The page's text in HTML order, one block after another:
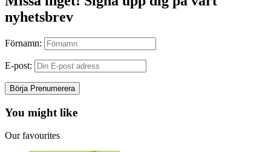
nyhetsbrev
Förnamn:
E-post:
You might like
Our favourites